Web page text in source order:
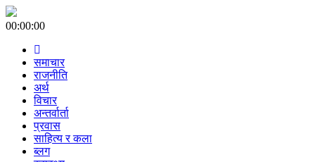
00:00:00
समाचार
राजनीति
अर्थ
विचार
अन्तर्वार्ता
प्रवास
साहित्य र कला
ब्लग